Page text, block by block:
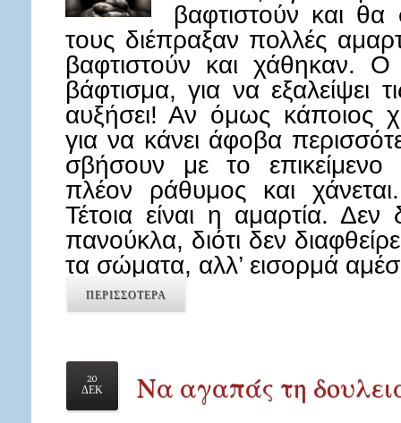
βαφτιστούν και θα
τους διέπραξαν πολλές
βαφτιστούν και χάθηκαν.
βάφτισμα, για να εξαλείψει
αυξήσει! Αν όμως κάποιος
για να κάνει άφοβα
σβήσουν με το επικείμενο
πλέον ράθυμος και
Τέτοια είναι η αμαρτία. Δεν
πανούκλα, διότι δεν
τα σώματα, αλλ’ εισορμά
ΠΕΡΙΣΣΟΤΕΡΑ
20
ΔΕΚ
Να αγαπάς τη